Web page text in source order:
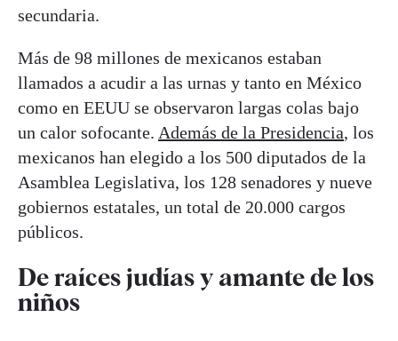
secundaria.
Más de 98 millones de mexicanos estaban
llamados a acudir a las urnas y tanto en México
como en EEUU se observaron largas colas bajo
un calor sofocante. Además de la Presidencia, los
mexicanos han elegido a los 500 diputados de la
Asamblea Legislativa, los 128 senadores y nueve
gobiernos estatales, un total de 20.000 cargos
públicos.
De raíces judías y amante de los
niños